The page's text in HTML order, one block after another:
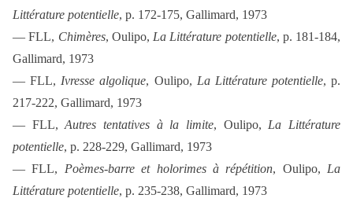
Littérature potentielle, p. 172-175, Gallimard, 1973
— FLL, Chimères, Oulipo, La Littérature potentielle, p. 181-184,
Gallimard, 1973
— FLL, Ivresse algolique, Oulipo, La Littérature potentielle, p.
217-222, Gallimard, 1973
— FLL,Autres tentatives à la limite, Oulipo, La Littérature
potentielle, p. 228-229, Gallimard, 1973
— FLL, Poèmes-barre et holorimes à répétition, Oulipo, La
Littérature potentielle, p. 235-238, Gallimard, 1973